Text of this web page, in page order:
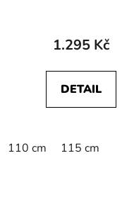
1.295 Kč
DETAIL
110 cm 115 cm